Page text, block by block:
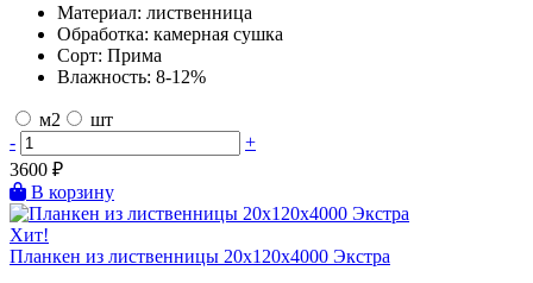
Материал: лиственница
Обработка: камерная сушка
Сорт: Прима
Влажность: 8-12%
м2
шт
-
+
3600 ₽
В корзину
Хит!
Планкен из лиственницы 20х120х4000 Экстра